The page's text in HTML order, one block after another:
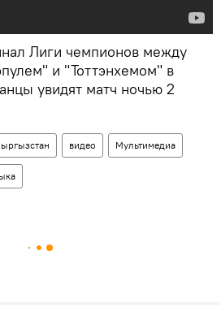
Лиги чемпионов между
и "Тоттэнхемом" в
увидят матч ночью 2
видео Мультимедиа